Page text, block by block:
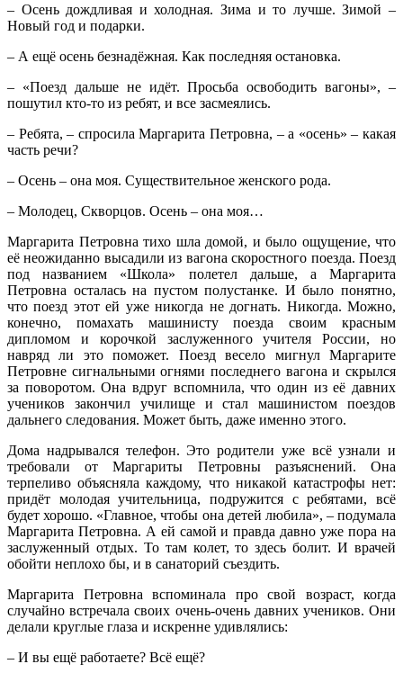
– Осень дождливая и холодная. Зима и то лучше. Зимой –
Новый год и подарки.
– А ещё осень безнадёжная. Как последняя остановка.
– «Поезд дальше не идёт. Просьба освободить вагоны», –
пошутил кто-то из ребят, и все засмеялись.
– Ребята, – спросила Маргарита Петровна, – а «осень» – какая
часть речи?
– Осень – она моя. Существительное женского рода.
– Молодец, Скворцов. Осень – она моя…
Маргарита Петровна тихо шла домой, и было ощущение, что
её неожиданно высадили из вагона скоростного поезда. Поезд
под названием «Школа» полетел дальше, а Маргарита
Петровна осталась на пустом полустанке. И было понятно,
что поезд этот ей уже никогда не догнать. Никогда. Можно,
конечно, помахать машинисту поезда своим красным
дипломом и корочкой заслуженного учителя России, но
навряд ли это поможет. Поезд весело мигнул Маргарите
Петровне сигнальными огнями последнего вагона и скрылся
за поворотом. Она вдруг вспомнила, что один из её давних
учеников закончил училище и стал машинистом поездов
дальнего следования. Может быть, даже именно этого.
Дома надрывался телефон. Это родители уже всё узнали и
требовали от Маргариты Петровны разъяснений. Она
терпеливо объясняла каждому, что никакой катастрофы нет:
придёт молодая учительница, подружится с ребятами, всё
будет хорошо. «Главное, чтобы она детей любила», – подумала
Маргарита Петровна. А ей самой и правда давно уже пора на
заслуженный отдых. То там колет, то здесь болит. И врачей
обойти неплохо бы, и в санаторий съездить.
Маргарита Петровна вспоминала про свой возраст, когда
случайно встречала своих очень-очень давних учеников. Они
делали круглые глаза и искренне удивлялись:
– И вы ещё работаете? Всё ещё?